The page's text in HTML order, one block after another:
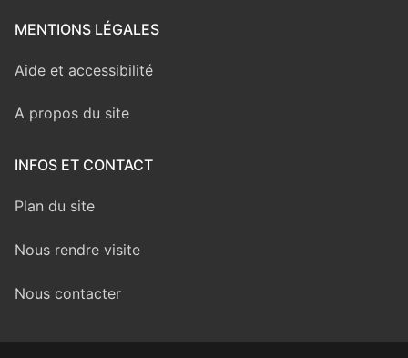
MENTIONS LÉGALES
Aide et accessibilité
A propos du site
INFOS ET CONTACT
Plan du site
Nous rendre visite
Nous contacter